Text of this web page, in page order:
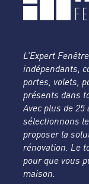
L’Expert
indépendants,
portes, volets,
présents dans
Avec plus de 25
sélectionnons
proposer la
rénovation. Le
pour que vous
maison.